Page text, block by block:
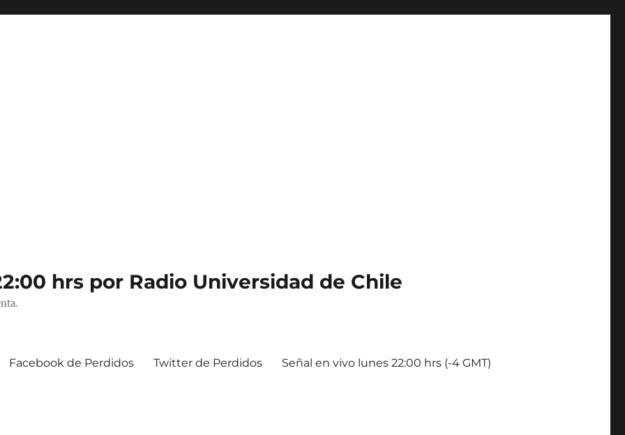
hrs por Radio Universidad de Chile
Facebook de Perdidos Twitter de Perdidos Señal en vivo lunes 22:00 hrs (-4 GMT)